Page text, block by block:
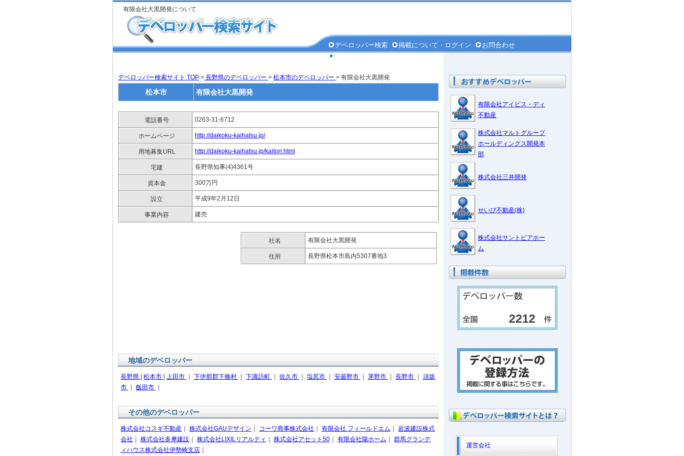
有限会社大黒開発について
デベロッパー検索 掲載について・ログイン
お問合わせ
デベロッパー検索サイト TOP > 長野県のデベロッパー > 松本市のデベロッパー > 有限会社大黒開発
松本市 有限会社大黒開発
電話番号 0263-31-6712
ホームページ http://daikoku-kaihatsu.jp/
用地募集URL http://daikoku-kaihatsu.jp/kaitori.html
宅建 長野県知事(4)4361号
資本金 300万円
設立 平成9年2月12日
事業内容 建売
社名 有限会社大黒開発
住所 長野県松本市島内5307番地3
地域のデベロッパー
長野県 松本市 上田市 下伊那郡下條村 下諏訪町 佐久市 塩尻市 安曇野市 茅野市 長野市
須坂
市
飯田市
その他のデベロッパー
株式会社コスギ不動産 株式会社GAUデザイン コーワ商事株式会社 有限会社 フィールドエム
岩波建設株式
会社
株式会社多摩建設 株式会社LIXILリアルティ 株式会社アセット50 有限会社陽ホーム
群馬グランデ
ィハウス株式会社伊勢崎支店
有限会社アイビス・ディ
不動産
株式会社マルトグループ
ホールディングス開発本
部
株式会社三井開発
せいび不動産(株)
株式会社サントピアホー
ム
2212
運営会社